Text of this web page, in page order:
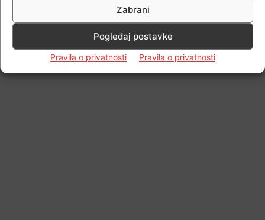
Zabrani
Pogledaj postavke
Pravila o privatnosti Pravila o privatnosti